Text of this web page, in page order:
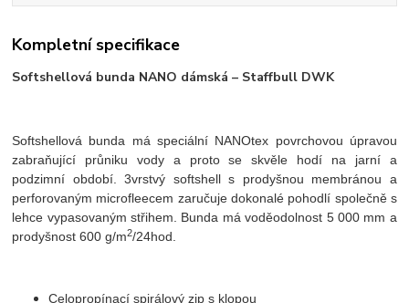
Kompletní specifikace
Softshellová bunda NANO dámská – Staffbull DWK
Softshellová bunda má speciální NANOtex povrchovou úpravou
zabraňující průniku vody a proto se skvěle hodí na jarní a
podzimní období. 3vrstvý softshell s prodyšnou membránou a
perforovaným microfleecem zaručuje dokonalé pohodlí společně s
lehce vypasovaným střihem. Bunda má voděodolnost 5 000 mm a
prodyšnost 600 g/m2/24hod.
Celopropínací spirálový zip s klopou